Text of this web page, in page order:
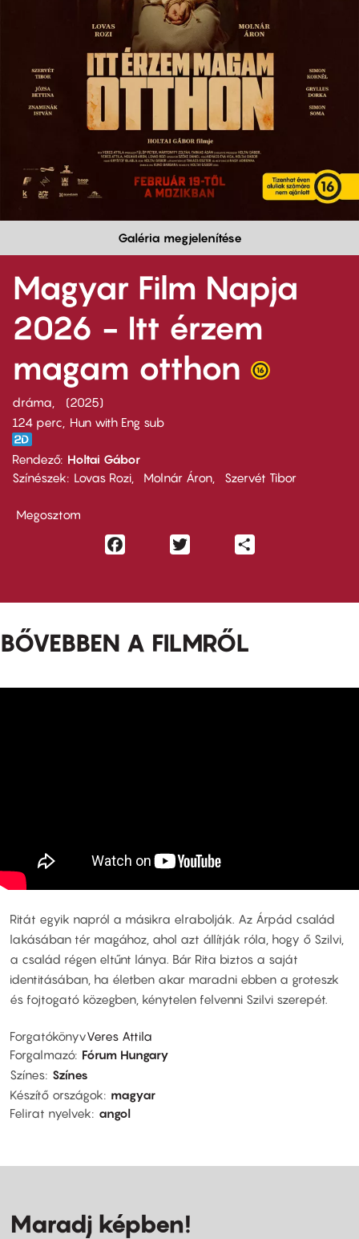
Galéria megjelenítése
Magyar Film Napja
2026 - Itt érzem
magam otthon
dráma
2025
124 perc,
Hun with Eng sub
Rendező Holtai Gábor
Színészek
Lovas Rozi Molnár Áron Szervét Tibor
Megosztom
Facebook
BŐVEBBEN A FILMRŐL
Ritát egyik napról a másikra elrabolják. Az Árpád család
lakásában tér magához, ahol azt állítják róla, hogy ő Szilvi,
a család régen eltűnt lánya. Bár Rita biztos a saját
identitásában, ha életben akar maradni ebben a groteszk
és fojtogató közegben, kénytelen felvenni Szilvi szerepét.
ForgatókönyvVeres Attila
Forgalmazó Fórum Hungary
Színes Színes
Készítő országok
magyar
Felirat nyelvek
angol
Maradj képben!